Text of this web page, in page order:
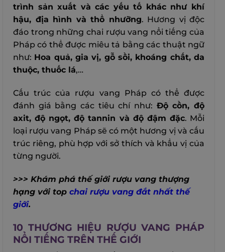
trình sản xuất và các yếu tố khác như khí
hậu, địa hình và thổ nhưỡng. Hương vị độc
đáo trong những chai rượu vang nổi tiếng của
Pháp có thể được miêu tả bằng các thuật ngữ
như: Hoa quả, gia vị, gỗ sồi, khoáng chất, da
thuộc, thuốc lá,…
Cấu trúc của rượu vang Pháp có thể được
đánh giá bằng các tiêu chí như: Độ cồn, độ
axit, độ ngọt, độ tannin và độ đậm đặc. Mỗi
loại rượu vang Pháp sẽ có một hương vị và cấu
trúc riêng, phù hợp với sở thích và khẩu vị của
từng người.
>>> Khám phá thế giới rượu vang thượng
hạng với top chai rượu vang đắt nhất thế
giới.
10 THƯƠNG HIỆU RƯỢU VANG PHÁP
NỔI TIẾNG TRÊN THẾ GIỚI